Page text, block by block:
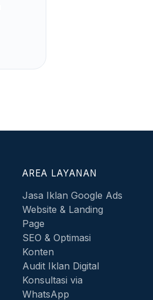
AREA LAYANAN
Jasa Iklan Google Ads
Website & Landing
Page
SEO & Optimasi
Konten
Audit Iklan Digital
Konsultasi via
WhatsApp